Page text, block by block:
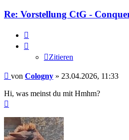
Re: Vorstellung CtG -
Zitieren
Beitrag
von Cologny » 23.04.2026, 11:33
Hi, was meinst du mit Hmhm?